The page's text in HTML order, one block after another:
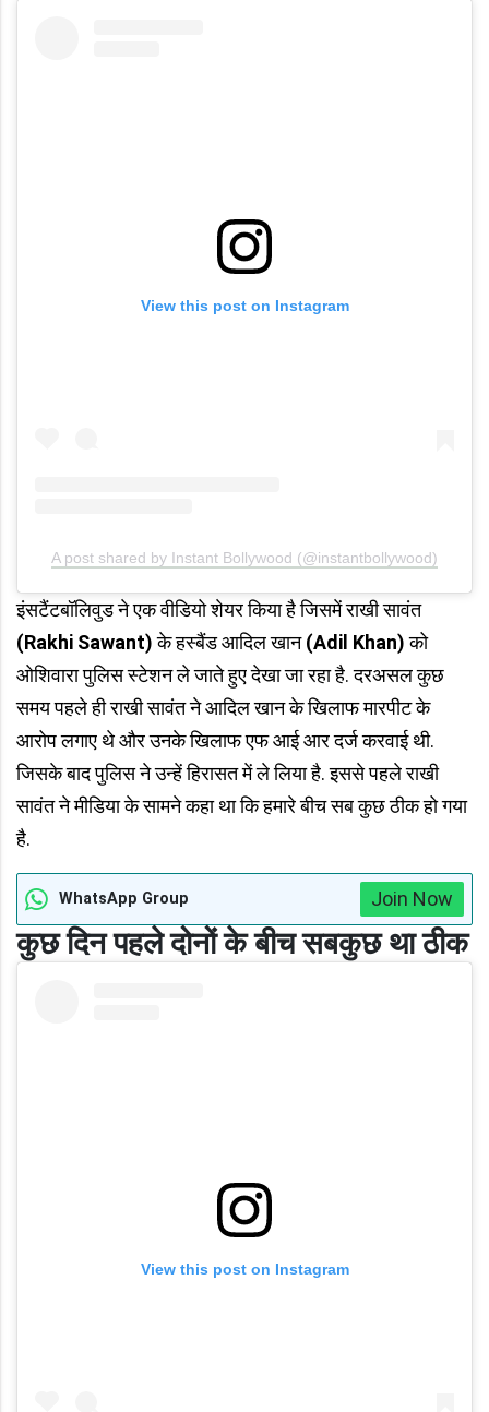
View this post on Instagram
A post shared by Instant Bollywood (@instantbollywood)
इंसटैंटबॉलिवुड ने एक वीडियो शेयर किया है जिसमें राखी सावंत
(Rakhi Sawant)के हस्बैंड आदिल खान(Adil Khan)को
ओशिवारा पुलिस स्टेशन ले जाते हुए देखा जा रहा है. दरअसल कुछ
समय पहले ही राखी सावंत ने आदिल खान के खिलाफ मारपीट के
आरोप लगाए थे और उनके खिलाफ एफ आई आर दर्ज करवाई थी.
जिसके बाद पुलिस ने उन्हें हिरासत में ले लिया है. इससे पहले राखी
सावंत ने मीडिया के सामने कहा था कि हमारे बीच सब कुछ ठीक हो गया
है.
WhatsApp Group Join Now
कुछ दिन पहले दोनों के बीच सबकुछ था ठीक
View this post on Instagram